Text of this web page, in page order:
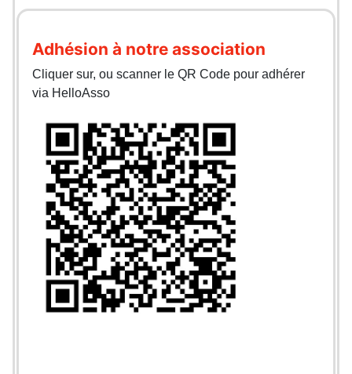
Adhésion à notre association
Cliquer sur, ou scanner le QR Code pour adhérer
via HelloAsso